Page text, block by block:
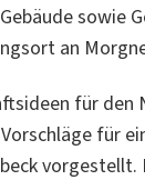
sowie
an
für
für